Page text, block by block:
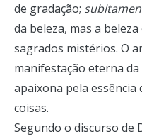
de gradação;
da beleza, mas a
sagrados mistérios. O
manifestação eterna da
apaixona pela
coisas.
Segundo o discurso de